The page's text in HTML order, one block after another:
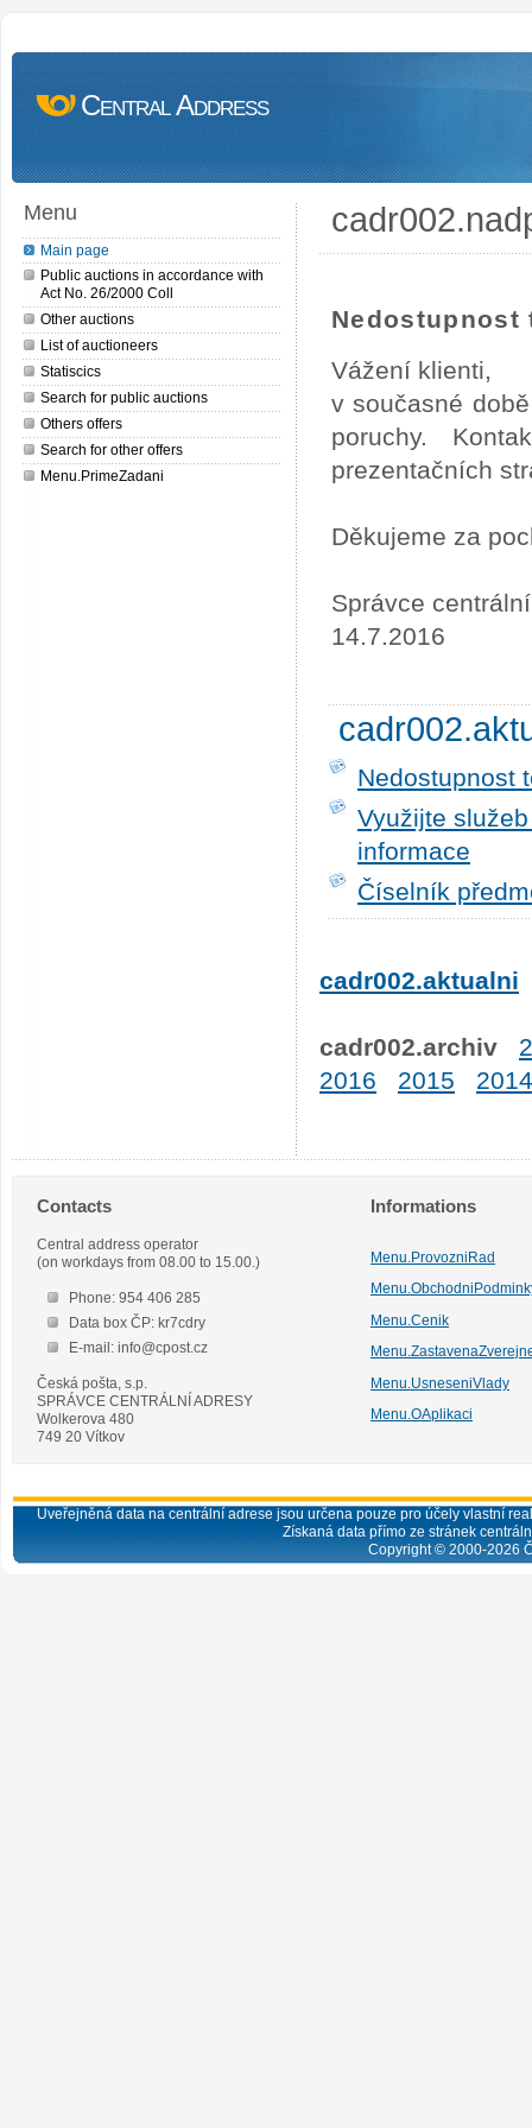
Central Address
Menu
Main page
Public auctions in accordance with
Act No. 26/2000 Coll
Other auctions
List of auctioneers
Statiscics
Search for public auctions
Others offers
Search for other offers
Menu.PrimeZadani
Nedostupnost
Vážení klienti,
v současné
poruchy.
prezentačních
Děkujeme za
Správce
14.7.2016
Nedostupnost
Využijte
informace
Číselník
cadr002.aktualni
cadr002.archiv
2016
2015 2014
Contacts
Central address operator
(on workdays from 08.00 to 15.00.)
Phone: 954 406 285
Data box ČP: kr7cdry
E-mail: info@cpost.cz
Česká pošta, s.p.
SPRÁVCE CENTRÁLNÍ ADRESY
Wolkerova 480
749 20 Vítkov
Informations
Menu.ProvozniRad
Menu.Cenik
Menu.UsneseniVlady
Menu.OAplikaci
Uveřejněná data na centrální adrese jsou určena pouze pro účely vlastní
Získaná data přímo ze stránek
Copyright © 2000-2026